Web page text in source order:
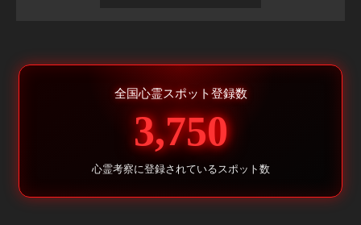
全国心霊スポット登録数
3,750
心霊考察に登録されているスポット数